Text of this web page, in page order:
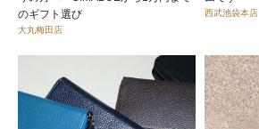
のギフト選び
大丸梅田店
西武池袋本店